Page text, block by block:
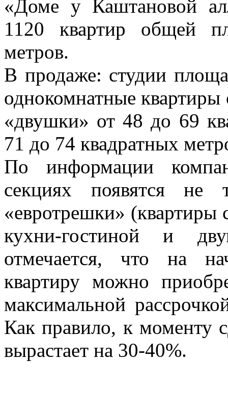
«Доме у Каштановой
1120 квартир общей
метров.
В продаже: студии
однокомнатные
«двушки» от 48 до 69
71 до 74 квадратных
По информации
секциях появятся не
«евротрешки» (квартиры
кухни-гостиной и
отмечается, что на
квартиру можно
максимальной
Как правило, к моменту
вырастает на 30-40%.